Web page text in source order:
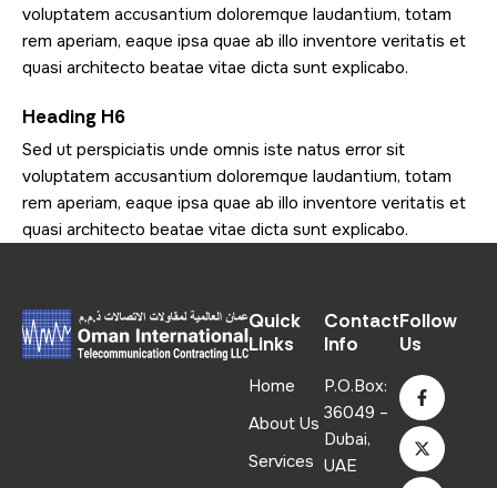
voluptatem accusantium doloremque laudantium, totam
rem aperiam, eaque ipsa quae ab illo inventore veritatis et
quasi architecto beatae vitae dicta sunt explicabo.
Heading H6
Sed ut perspiciatis unde omnis iste natus error sit
voluptatem accusantium doloremque laudantium, totam
rem aperiam, eaque ipsa quae ab illo inventore veritatis et
quasi architecto beatae vitae dicta sunt explicabo.
Quick
Links
Home
About Us
Services
Contact
Info
P.O.Box:
36049 –
Dubai,
UAE
Follow
Us